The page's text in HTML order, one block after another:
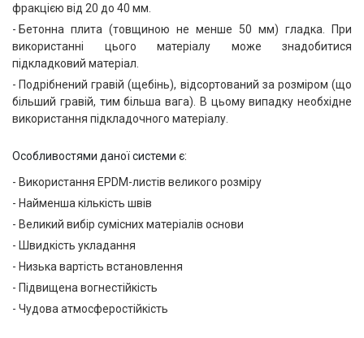
фракцією від 20 до 40 мм.
Бетонна плита (товщиною не менше 50 мм) гладка. При
використанні цього матеріалу може знадобитися
підкладковий матеріал.
Подрібнений гравій (щебінь), відсортований за розміром (що
більший гравій, тим більша вага). В цьому випадку необхідне
використання підкладочного матеріалу.
Особливостями даної системи є:
Використання EPDM-листів великого розміру
Найменша кількість швів
Великий вибір сумісних матеріалів основи
Швидкість укладання
Низька вартість встановлення
Підвищена вогнестійкість
Чудова атмосферостійкість